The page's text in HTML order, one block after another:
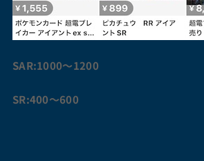
SAR:1000〜1200
SR:400〜600